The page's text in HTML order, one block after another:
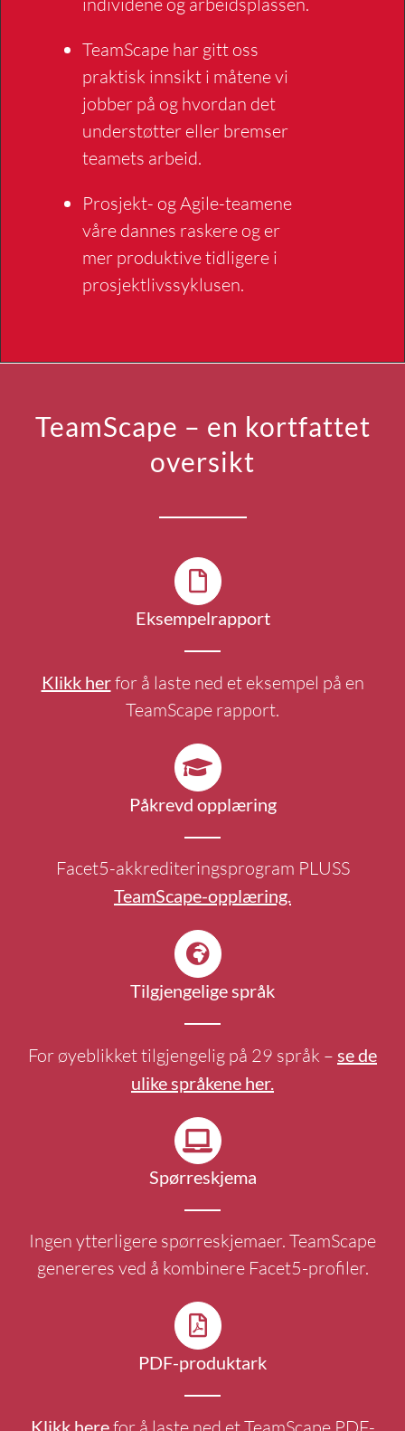
TeamScape har gitt oss
praktisk innsikt i måtene vi
jobber på og hvordan det
understøtter eller bremser
teamets arbeid.
Prosjekt- og Agile-teamene
våre dannes raskere og er
mer produktive tidligere i
prosjektlivssyklusen.
TeamScape – en kortfattet
oversikt
Eksempelrapport
Klikk herfor å laste ned et eksempel på en
TeamScape rapport.
Påkrevd opplæring
Facet5-akkrediteringsprogram PLUSS
TeamScape-opplæring.
Tilgjengelige språk
For øyeblikket tilgjengelig på 29 språk – se de
ulike språkene her.
Spørreskjema
Ingen ytterligere spørreskjemaer. TeamScape
genereres ved å kombinere Facet5-profiler.
PDF-produktark